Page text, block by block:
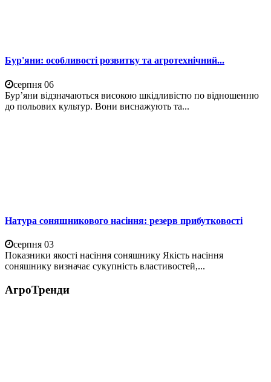
Бур'яни: особливості розвитку та агротехнічний...
серпня 06
Бур’яни відзначаються високою шкідливістю по відношенню
до польових культур. Вони виснажують та...
Натура соняшникового насіння: резерв прибутковості
серпня 03
Показники якості насіння соняшнику Якість насіння
соняшнику визначає сукупність властивостей,...
АгроТренди